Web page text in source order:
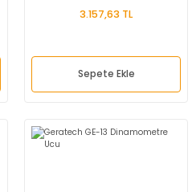
3.157,63 TL
Sepete Ekle